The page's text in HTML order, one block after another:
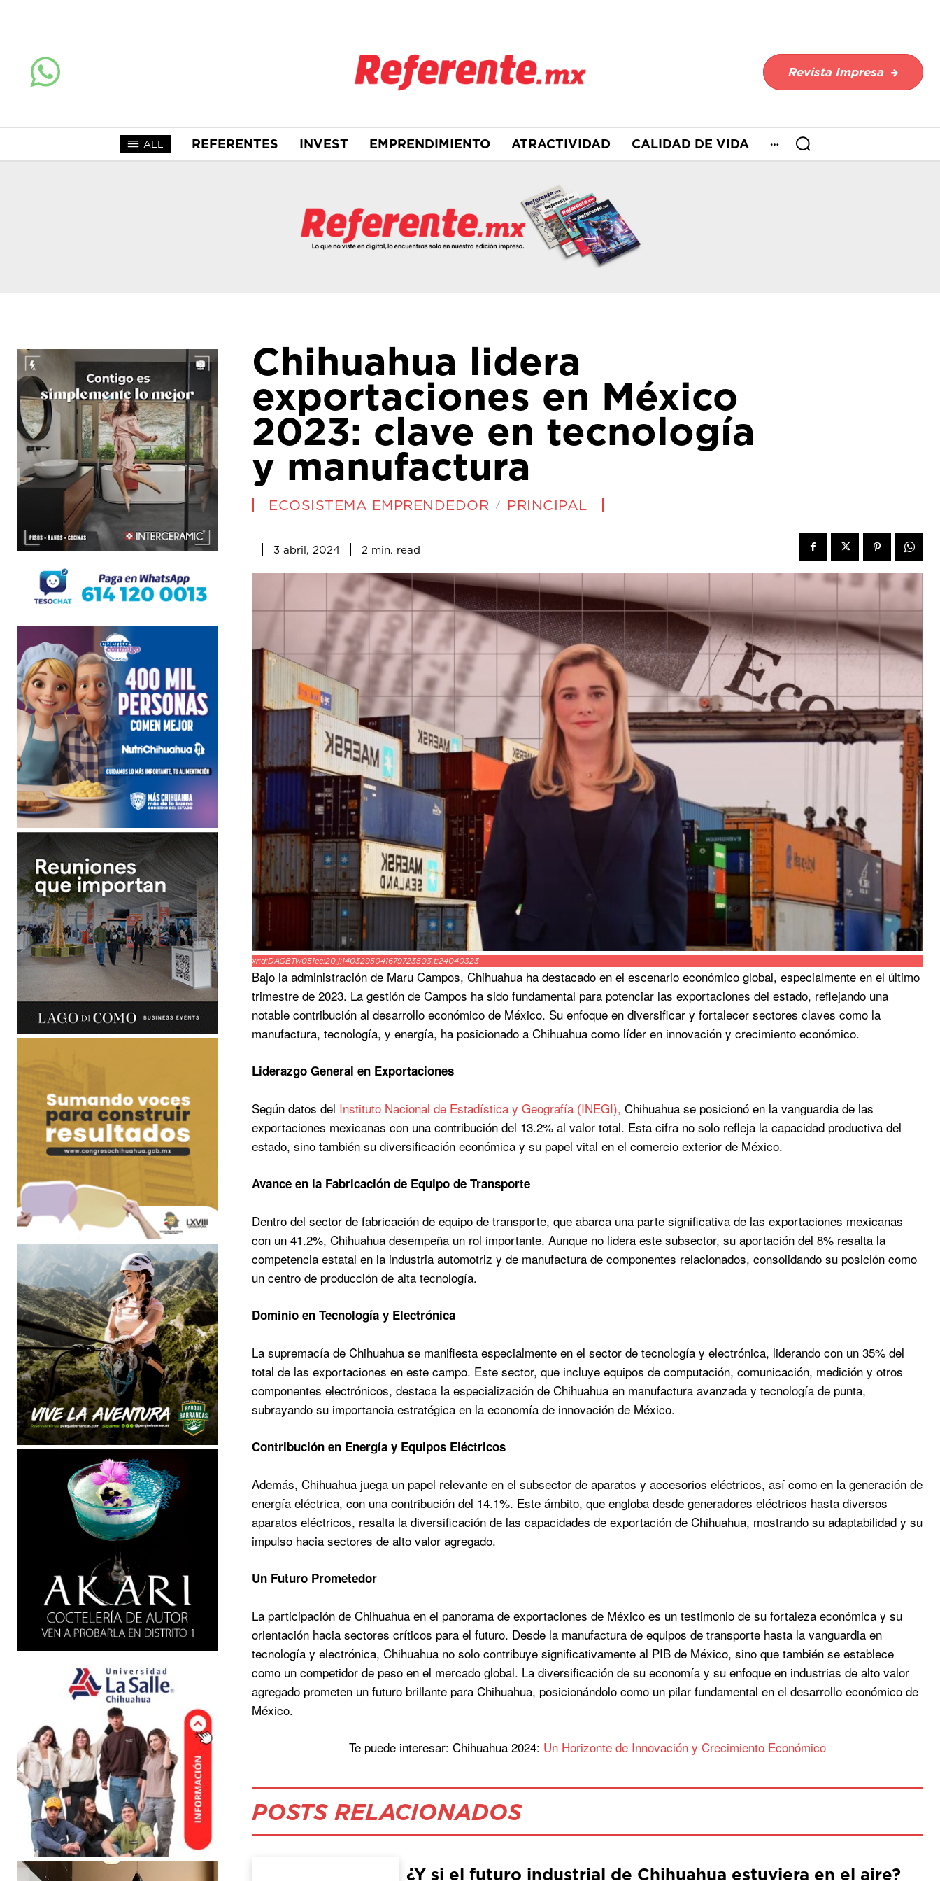
Revista Impresa
ALL REFERENTES INVEST EMPRENDIMIENTO ATRACTIVIDAD CALIDAD DE VIDA
Chihuahua lidera
exportaciones en México
2023: clave en tecnología
y manufactura
ECOSISTEMA EMPRENDEDOR PRINCIPAL
3 abril, 2024 2 min. read
xr:d:DAGBTw051ec:20,j:1403295041679723503,t:24040323
Bajo la administración de Maru Campos, Chihuahua ha destacado en el escenario económico global, especialmente en el último
trimestre de 2023. La gestión de Campos ha sido fundamental para potenciar las exportaciones del estado, reflejando una
notable contribución al desarrollo económico de México. Su enfoque en diversificar y fortalecer sectores claves como la
manufactura, tecnología, y energía, ha posicionado a Chihuahua como líder en innovación y crecimiento económico.
Liderazgo General en Exportaciones
Según datos del Instituto Nacional de Estadística y Geografía (INEGI), Chihuahua se posicionó en la vanguardia de las
exportaciones mexicanas con una contribución del 13.2% al valor total. Esta cifra no solo refleja la capacidad productiva del
estado, sino también su diversificación económica y su papel vital en el comercio exterior de México.
Avance en la Fabricación de Equipo de Transporte
Dentro del sector de fabricación de equipo de transporte, que abarca una parte significativa de las exportaciones mexicanas
con un 41.2%, Chihuahua desempeña un rol importante. Aunque no lidera este subsector, su aportación del 8% resalta la
competencia estatal en la industria automotriz y de manufactura de componentes relacionados, consolidando su posición como
un centro de producción de alta tecnología.
Dominio en Tecnología y Electrónica
La supremacía de Chihuahua se manifiesta especialmente en el sector de tecnología y electrónica, liderando con un 35% del
total de las exportaciones en este campo. Este sector, que incluye equipos de computación, comunicación, medición y otros
componentes electrónicos, destaca la especialización de Chihuahua en manufactura avanzada y tecnología de punta,
subrayando su importancia estratégica en la economía de innovación de México.
Contribución en Energía y Equipos Eléctricos
Además, Chihuahua juega un papel relevante en el subsector de aparatos y accesorios eléctricos, así como en la generación de
energía eléctrica, con una contribución del 14.1%. Este ámbito, que engloba desde generadores eléctricos hasta diversos
aparatos eléctricos, resalta la diversificación de las capacidades de exportación de Chihuahua, mostrando su adaptabilidad y su
impulso hacia sectores de alto valor agregado.
Un Futuro Prometedor
La participación de Chihuahua en el panorama de exportaciones de México es un testimonio de su fortaleza económica y su
orientación hacia sectores críticos para el futuro. Desde la manufactura de equipos de transporte hasta la vanguardia en
tecnología y electrónica, Chihuahua no solo contribuye significativamente al PIB de México, sino que también se establece
como un competidor de peso en el mercado global. La diversificación de su economía y su enfoque en industrias de alto valor
agregado prometen un futuro brillante para Chihuahua, posicionándolo como un pilar fundamental en el desarrollo económico de
México.
Te puede interesar: Chihuahua 2024: Un Horizonte de Innovación y Crecimiento Económico
POSTS RELACIONADOS
¿Y si el futuro industrial de Chihuahua estuviera en el aire?